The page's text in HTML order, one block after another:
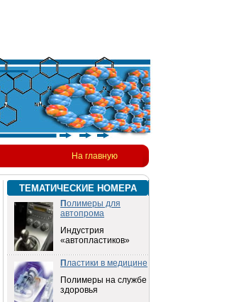
На главную
ТЕМАТИЧЕСКИЕ НОМЕРА
Полимеры для
автопрома
Индустрия
«автопластиков»
Пластики в медицине
Полимеры на службе
здоровья